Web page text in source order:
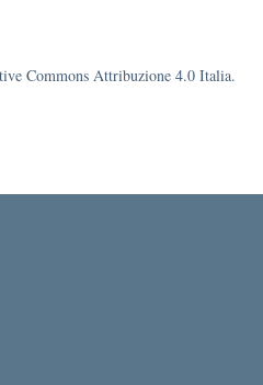
Commons Attribuzione 4.0 Italia.